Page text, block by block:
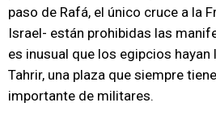
paso de Rafá, el único cruce a la
Israel- están prohibidas las
es inusual que los egipcios
Tahrir, una plaza que siempre
importante de militares.